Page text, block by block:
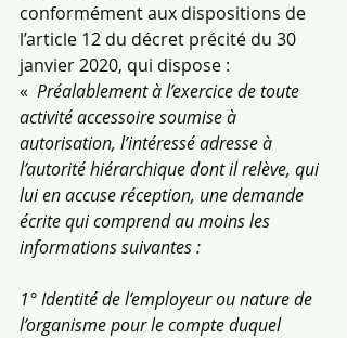
conformément aux dispositions de
l’article 12 du décret précité du 30
janvier 2020, qui dispose :
« Préalablement à l’exercice de toute
activité accessoire soumise à
autorisation, l’intéressé adresse à
l’autorité hiérarchique dont il relève, qui
lui en accuse réception, une demande
écrite qui comprend au moins les
informations suivantes :
1° Identité de l’employeur ou nature de
l’organisme pour le compte duquel